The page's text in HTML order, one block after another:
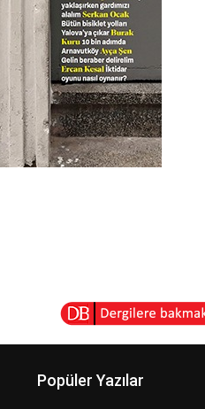
Popüler Yazılar